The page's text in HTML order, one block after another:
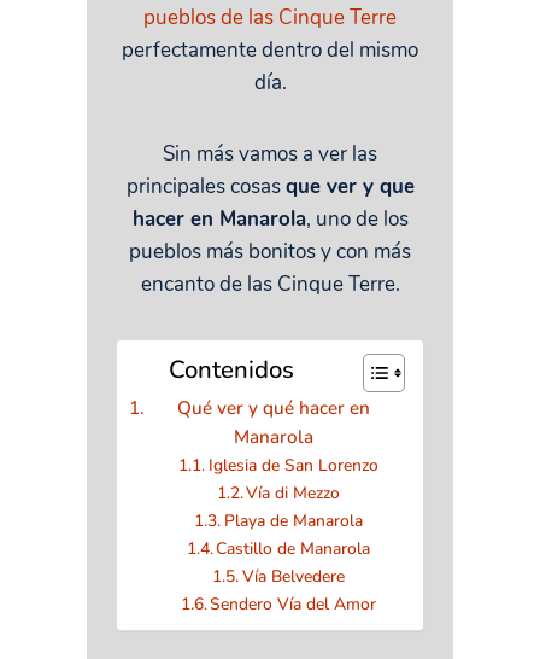
pueblos de las Cinque Terre
perfectamente dentro del mismo
día.
Sin más vamos a ver las
principales cosasque ver y que
hacer en Manarola, uno de los
pueblos más bonitos y con más
encanto de las Cinque Terre.
Contenidos
Qué ver y qué hacer en
Manarola
Iglesia de San Lorenzo
Vía di Mezzo
Playa de Manarola
Castillo de Manarola
Vía Belvedere
Sendero Vía del Amor